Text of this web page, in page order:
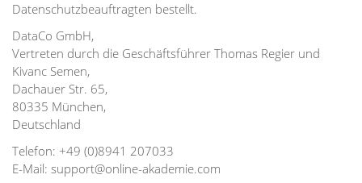
Datenschutzbeauftragten bestellt.
DataCo GmbH,
Vertreten durch die Geschäftsführer Thomas Regier und
Kivanc Semen,
Dachauer Str. 65,
80335 München,
Deutschland
Telefon: +49 (0)8941 207033
E-Mail: support@online-akademie.com